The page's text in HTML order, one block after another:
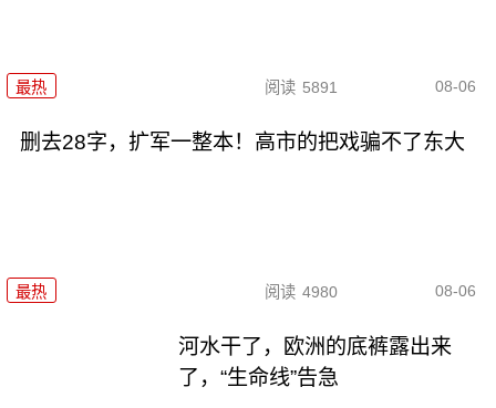
最热 阅读 5891 08-06
删去28字，扩军一整本！高市的把戏骗不了东大
最热 阅读 4980 08-06
河水干了，欧洲的底裤露出来
了，“生命线”告急